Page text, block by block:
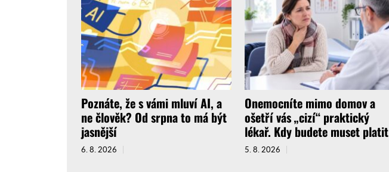
Poznáte, že s vámi mluví AI, a
ne člověk? Od srpna to má být
jasnější
6. 8. 2026
Onemocníte mimo domov a
ošetří vás „cizí“ praktický
lékař. Kdy budete muset platit
5. 8. 2026